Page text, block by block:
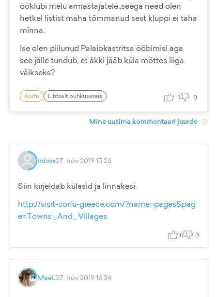
ööklubi melu armastajatele..seega need olen
hetkel listist maha tõmmanud sest kluppi ei taha
minna.
Ise olen piilunud Palaiokastritsa ööbimisi aga
see jälle tundub, et äkki jääb küla mõttes liiga
väikseks?
Korfu Lihtsalt puhkusereis 1 0
Mine uusima kommentaari juurde
Inbox27. nov 2019 15:26
Siin kirjeldab külasid ja linnakesi.
http://visit-corfu-greece.com/?name=pages&pag
e=Towns_And_Villages
0 0
MaeL27. nov 2019 16:34